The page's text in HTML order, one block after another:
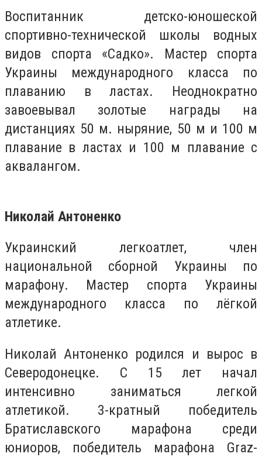
Воспитанник детско-юношеской
спортивно-технической школы водных
видов спорта «Садко». Мастер спорта
Украины международного класса по
плаванию в ластах. Неоднократно
завоевывал золотые награды на
дистанциях 50 м. ныряние, 50 м и 100 м
плавание в ластах и ​​100 м плавание с
аквалангом.
Николай Антоненко
Украинский легкоатлет, член
национальной сборной Украины по
марафону. Мастер спорта Украины
международного класса по лёгкой
атлетике.
Николай Антоненко родился и вырос в
Северодонецке. С 15 лет начал
интенсивно заниматься легкой
атлетикой. 3-кратный победитель
Братиславского марафона среди
юниоров, победитель марафона Graz-